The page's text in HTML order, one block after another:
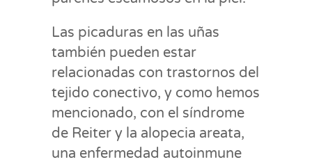
Las picaduras en las uñas
también pueden estar
relacionadas con trastornos del
tejido conectivo, y como hemos
mencionado, con el síndrome
de Reiter y la alopecia areata,
una enfermedad autoinmune